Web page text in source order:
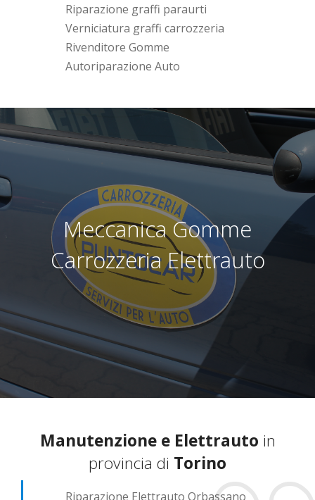
Riparazione graffi paraurti
Verniciatura graffi carrozzeria
Rivenditore Gomme
Autoriparazione Auto
Meccanica Gomme
Carrozzeria Elettrauto
Manutenzione e Elettrauto in
provincia di Torino
Riparazione Elettrauto Orbassano